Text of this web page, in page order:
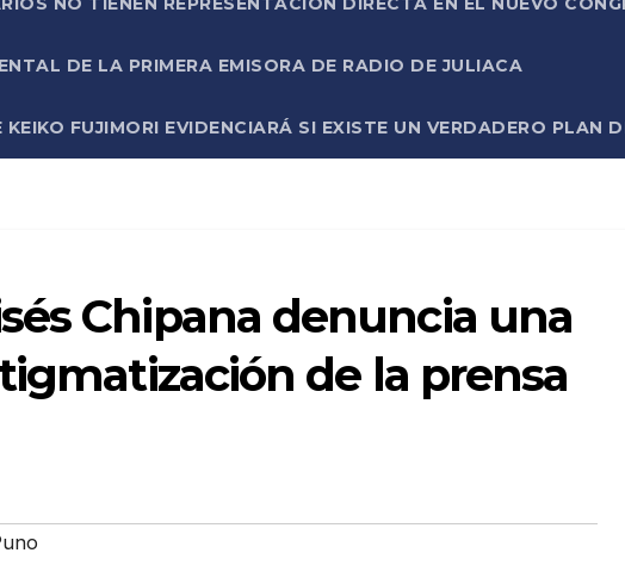
DE LA PRIMERA EMISORA DE RADIO DE JULIACA
FUJIMORI EVIDENCIARÁ SI EXISTE UN VERDADERO PLAN
Chipana denuncia una
de la prensa